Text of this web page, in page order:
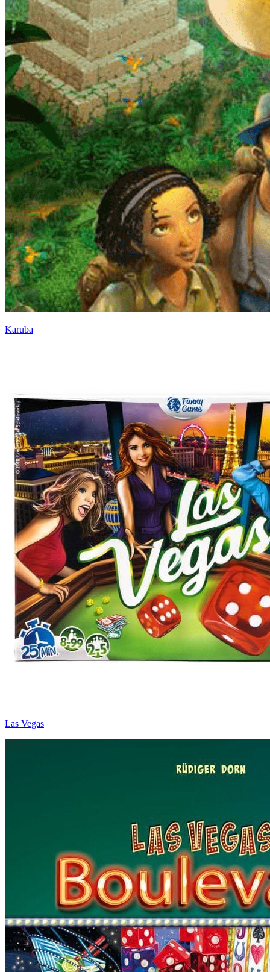
Karuba
Las Vegas